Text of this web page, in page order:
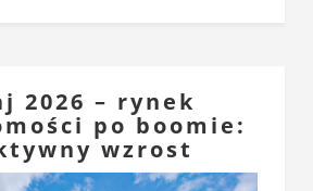
2026 – rynek
po boomie:
wzrost